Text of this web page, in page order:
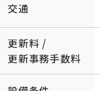
交通
更新料 /
更新事務手数料